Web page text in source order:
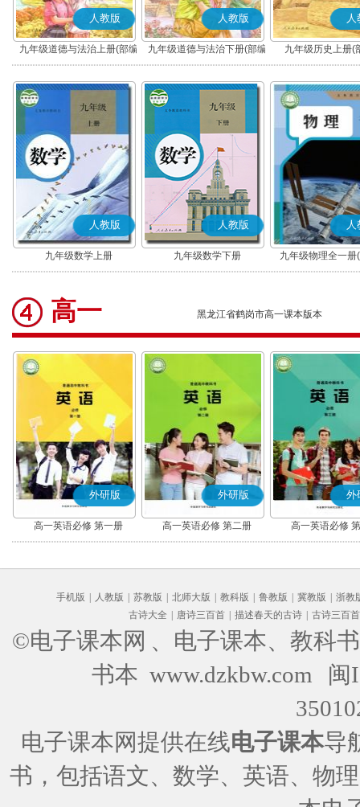
人教版
九年级道德与法治上册(部编
版)
人教版
九年级道德与法治下册(部编
版)
人
九年级历史上册(
人教版
九年级数学上册
人教版
九年级数学下册
人
九年级物理全一册
版)
高一 黑龙江省鹤岗市高一课本版本
外研版
高一英语必修 第一册
外研版
高一英语必修 第二册
外
高一英语必修
手机版 人教版 苏教版 北师大版 教科版 鲁教版 冀教版
浙教
古诗大全
唐诗三百首 描述春天的古诗 古诗三百首
©电子课本网 、电子课本、教科
书本 www.dzkbw.com
闽
电子课本网提供在线电子课本导
书，包括语文、数学、英语、物